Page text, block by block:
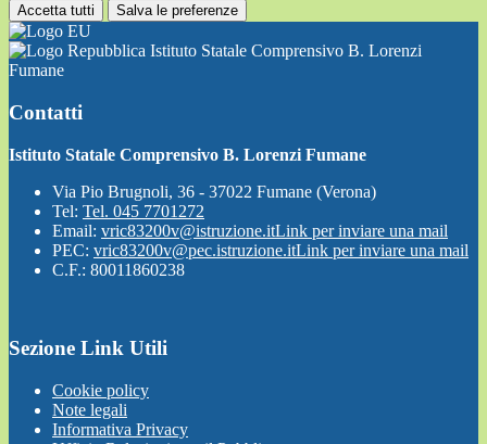
Accetta tutti Salva le preferenze
Istituto Statale Comprensivo B. Lorenzi
Fumane
Contatti
Istituto Statale Comprensivo B. Lorenzi Fumane
Via Pio Brugnoli, 36 - 37022 Fumane (Verona)
Tel: Tel. 045 7701272
Email: vric83200v@istruzione.itLink per inviare una mail
PEC: vric83200v@pec.istruzione.itLink per inviare una mail
C.F.: 80011860238
Sezione Link Utili
Cookie policy
Note legali
Informativa Privacy